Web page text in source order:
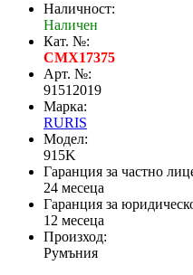
Наличност:
Наличен
Кат. №:
CMX17375
Арт. №:
91512019
Марка:
RURIS
Модел:
915K
Гаранция за частно
24 месеца
Гаранция за
12 месеца
Произход:
Румъния